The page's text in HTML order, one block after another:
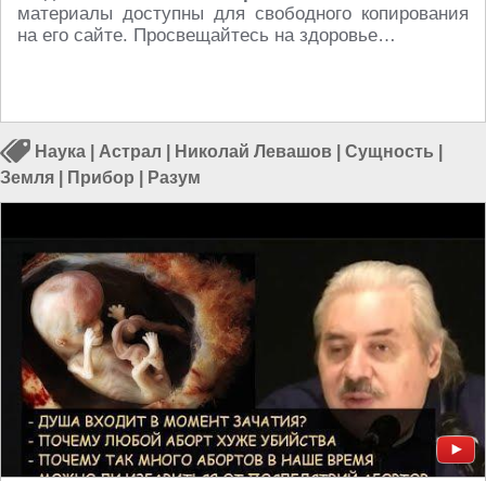
материалы доступны для свободного копирования
на его сайте. Просвещайтесь на здоровье…
Наука Астрал Николай Левашов Сущность
Земля
Прибор Разум